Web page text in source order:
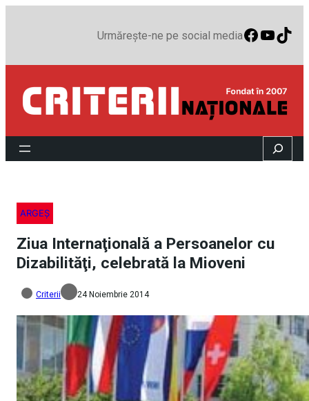
Urmărește-ne pe social media
Search
ARGEȘ
Ziua Internaţională a Persoanelor cu
Dizabilităţi, celebrată la Mioveni
Criterii 24 Noiembrie 2014